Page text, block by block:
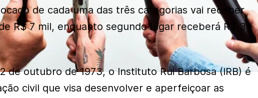
de cada uma das três categorias vai receber
R$ 7 mil, enquanto segundo lugar receberá R$ 3
de outubro de 1973, o Instituto Rui Barbosa (IRB) é
civil que visa desenvolver e aperfeiçoar as